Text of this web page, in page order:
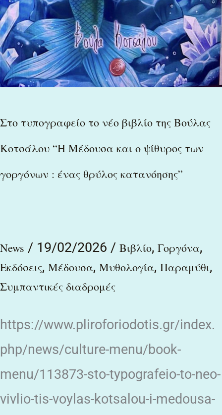
Στο τυπογραφείο το νέο βιβλίο της Βούλας
Κοτσάλου “Η Μέδουσα και ο ψίθυρος των
γοργόνων : ένας θρύλος κατανόησης”
News / 19/02/2026 / Βιβλίο, Γοργόνα,
Εκδόσεις, Μέδουσα, Μυθολογία, Παραμύθι,
Συμπαντικές διαδρομές
https://www.pliroforiodotis.gr/index.
php/news/culture-menu/book-
menu/113873-sto-typografeio-to-neo-
vivlio-tis-voylas-kotsalou-i-medousa-
ψίθυρος
των
γοργόνων
:
ένας
κατανόησης”